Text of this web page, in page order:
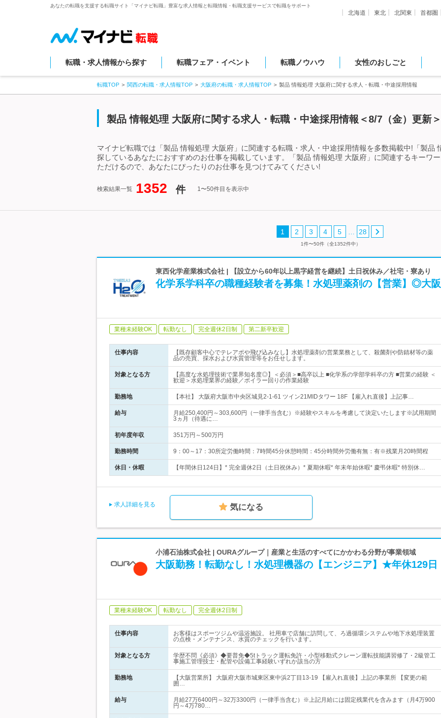
あなたの転職を支援する転職サイト「マイナビ転職」豊富な求人情報と転職情報・転職支援サービスで転職をサポート
北海道 東北 北関東 首都圏
転職・求人情報から探す 転職フェア・イベント 転職ノウハウ 女性のおしごと
転職TOP 関西の転職・求人情報TOP 大阪府の転職・求人情報TOP 製品 情報処理 大阪府に関する求人・転職・中途採用情報
製品 情報処理 大阪府に関する求人・転職・中途採用情報＜8/7（金）更新＞
マイナビ転職では「製品 情報処理 大阪府」に関連する転職・求人・中途採用情報を多数掲載中!「製品
探しているあなたにおすすめのお仕事を掲載しています。「製品 情報処理 大阪府」に関連するキーワ
ただけるので、あなたにぴったりのお仕事を見つけてみてください!
検索結果一覧 1352 件 1〜50件目を表示中
1 2 3 4 5 28
1件〜50件（全1352件中）
東西化学産業株式会社 | 【設立から60年以上黒字経営を継続】土日祝休み／社宅・寮あり
化学系学科卒の職種経験者を募集！水処理薬剤の【営業】◎大阪
業種未経験OK 転勤なし 完全週休2日制 第二新卒歓迎
仕事内容
【既存顧客中心でテレアポや飛び込みなし】水処理薬剤の営業業務として、殺菌剤や防錆材等の薬
品の売買、採水および水質管理等をお任せします。
対象となる方
【高度な水処理技術で業界知名度◎】＜必須＞■高卒以上 ■化学系の学部学科卒の方 ■営業の経験 ＜
歓迎＞水処理業界の経験／ボイラー回りの作業経験
勤務地 【本社】 大阪府大阪市中央区城見2-1-61 ツイン21MIDタワー 18F 【雇入れ直後】上記事…
給与
月給250,400円～303,600円（一律手当含む）※経験やスキルを考慮して決定いたします※試用期間
3ヵ月（待遇に…
初年度年収 351万円～500万円
勤務時間 9：00～17：30所定労働時間：7時間45分休憩時間：45分時間外労働有無：有※残業月20時間程
休日・休暇 【年間休日124日】* 完全週休2日（土日祝休み）* 夏期休暇* 年末年始休暇* 慶弔休暇* 特別休…
求人詳細を見る 気になる
小浦石油株式会社 | OURAグループ｜産業と生活のすべてにかかわる分野が事業領域
大阪勤務！転勤なし！水処理機器の【エンジニア】★年休129日
業種未経験OK 転勤なし 完全週休2日制
仕事内容
お客様はスポーツジムや温浴施設。 社用車で店舗に訪問して、ろ過循環システムや地下水処理装置
の点検・メンテナンス、水質のチェックを行います。
対象となる方
学歴不問《必須》◆要普免◆5tトラック運転免許・小型移動式クレーン運転技能講習修了・2級管工
事施工管理技士・配管や設備工事経験いずれか該当の方
勤務地
【大阪営業所】 大阪府大阪市城東区東中浜2丁目13-19 【雇入れ直後】上記の事業所 【変更の範
囲…
給与
月給27万6400円～32万3300円（一律手当含む）※上記月給には固定残業代を含みます（月4万900
円～4万780…